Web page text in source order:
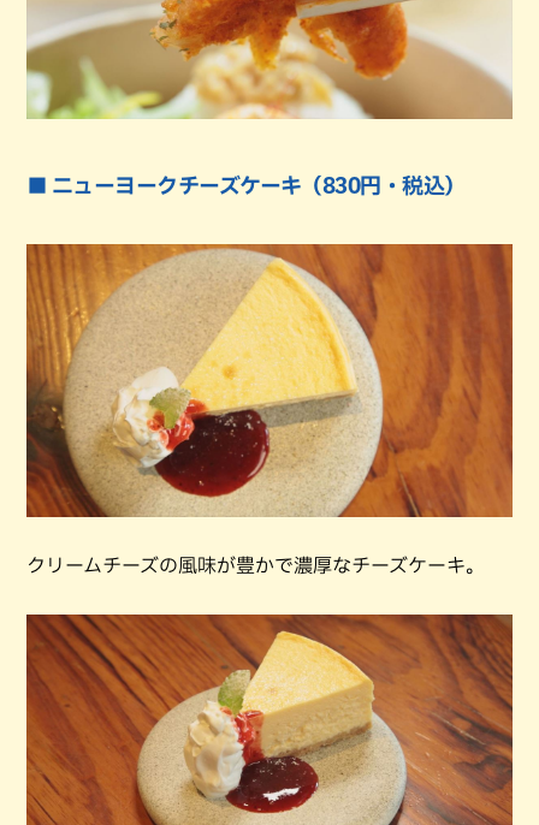
■ ニューヨークチーズケーキ（830円・税込）
クリームチーズの風味が豊かで濃厚なチーズケーキ。